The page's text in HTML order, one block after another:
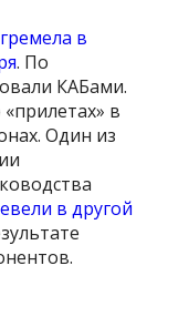
в
. По
КАБами.
в
Один из
в другой